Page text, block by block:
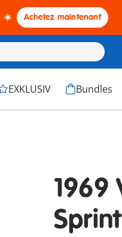
☀️ Achetez maintenant
EXKLUSIV Bundles
1969